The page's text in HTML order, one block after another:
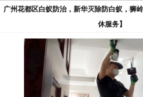
广州花都区白蚁防治，新华灭除防白蚁，狮
休服务】